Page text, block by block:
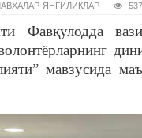
, ЯНГИЛИКЛАР
Фавқулодда
мавзусида